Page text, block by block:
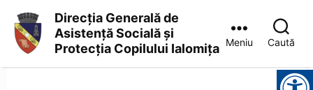
Direcția Generală de
Asistență Socială și
Protecția Copilului Ialomița
Meniu Caută
Instrumente pentru accesibilitate